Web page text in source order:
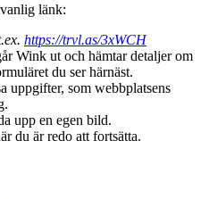
länk:
https://trvl.as/3xWCH
Wink ut och hämtar detaljer om
du ser härnäst.
uppgifter, som webbplatsens
upp en egen bild.
du är redo att fortsätta.